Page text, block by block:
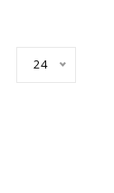
24